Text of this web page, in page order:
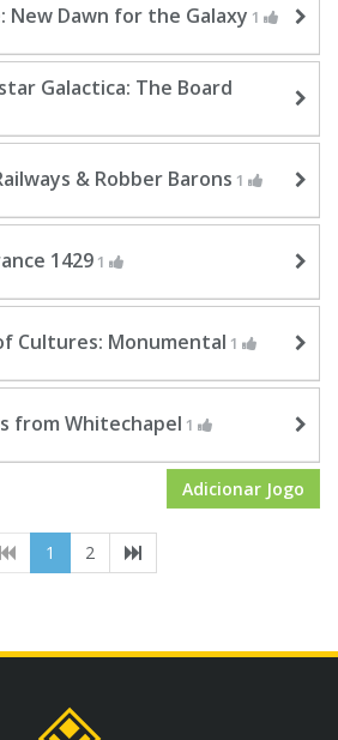
New Dawn for the Galaxy 1
Galactica: The Board
& Robber Barons 1
1429 1
Cultures: Monumental 1
from Whitechapel 1
Adicionar Jogo
1 (current)
2